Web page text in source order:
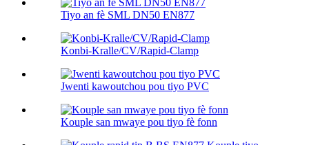
Tiyo an fè SML DN50 EN877
Konbi-Kralle/CV/Rapid-Clamp
Jwenti kawoutchou pou tiyo PVC
Kouple san mwaye pou tiyo fè fonn